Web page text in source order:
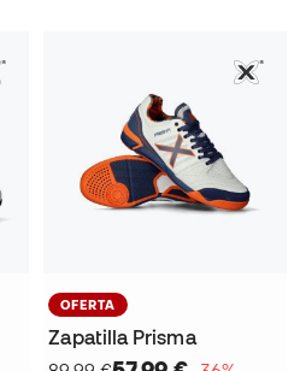
OFERTA
Zapatilla Prisma